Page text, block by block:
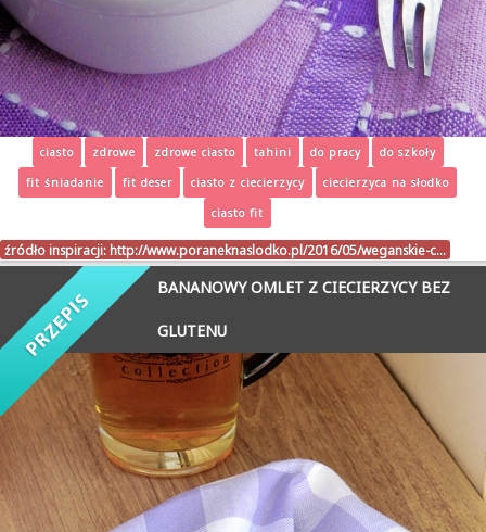
ciasto zdrowe zdrowe ciasto tahini do pracy
do szkoły
fit śniadanie
fit deser ciasto z ciecierzycy
ciecierzyca na słodko
ciasto fit
źródło inspiracji: http://www.poraneknaslodko.pl/2016/05/weganskie-c…
BANANOWY OMLET Z CIECIERZYCY BEZ
GLUTENU